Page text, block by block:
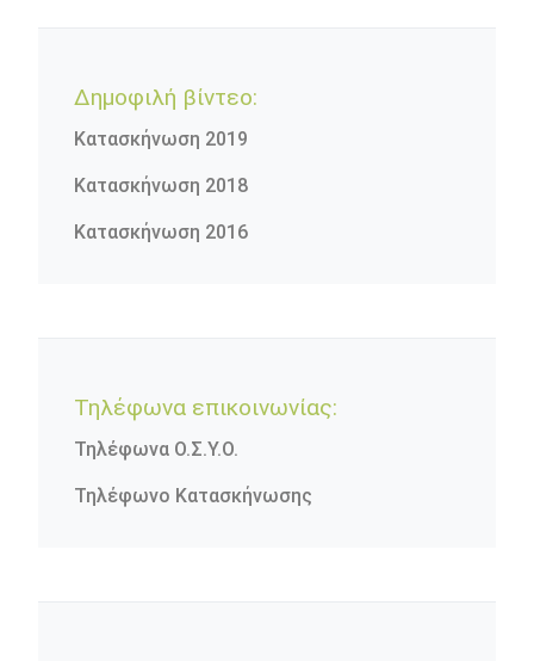
Δημοφιλή βίντεο:
Κατασκήνωση 2019
Κατασκήνωση 2018
Κατασκήνωση 2016
Τηλέφωνα επικοινωνίας:
Τηλέφωνα Ο.Σ.Υ.Ο.
Τηλέφωνο Κατασκήνωσης